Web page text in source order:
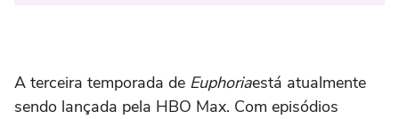
A terceira temporada de Euphoriaestá atualmente
sendo lançada pela HBO Max. Com episódios